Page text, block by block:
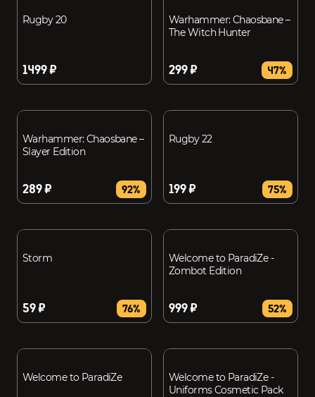
Rugby 20
1499 ₽
Warhammer: Chaosbane –
The Witch Hunter
299 ₽ 47%
Warhammer: Chaosbane –
Slayer Edition
289 ₽ 92%
Rugby 22
199 ₽ 75%
Storm
59 ₽ 76%
Welcome to ParadiZe -
Zombot Edition
999 ₽ 52%
Welcome to ParadiZe
Welcome to ParadiZe -
Uniforms Cosmetic Pack